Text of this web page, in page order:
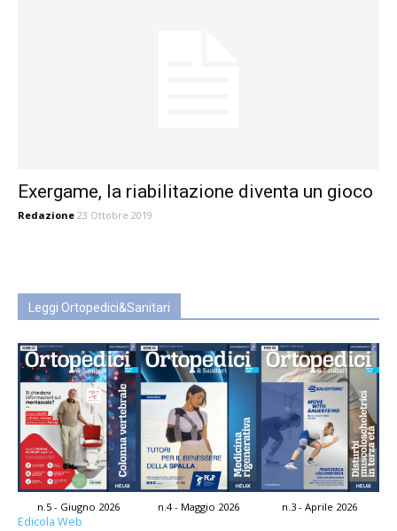
Exergame, la riabilitazione diventa un gioco
Redazione 23 Ottobre 2019
Leggi Ortopedici&Sanitari
n.5 - Giugno 2026 n.4 - Maggio 2026 n.3 - Aprile 2026
Edicola Web